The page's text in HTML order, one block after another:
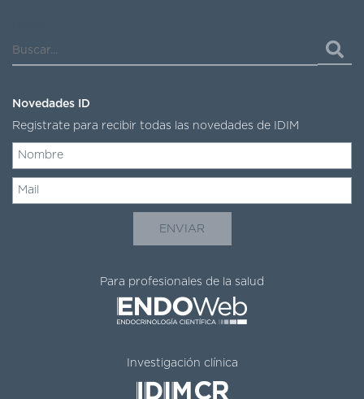
Para profesionales de la salud
Investigación clínica
Novedades ID
Registrate para recibir todas las novedades de IDIM